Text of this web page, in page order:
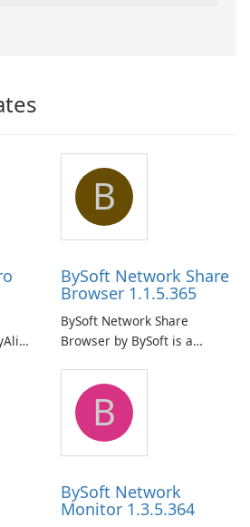
B
BySoft Network Share
Browser 1.1.5.365
BySoft Network Share
Browser by BySoft is a
application that allows users
to easily browse and manage
shared folders on their
network.
B
BySoft Network
Monitor 1.3.5.364